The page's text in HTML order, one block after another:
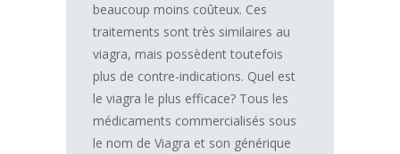
beaucoup moins coûteux. Ces
traitements sont très similaires au
viagra, mais possèdent toutefois
plus de contre-indications. Quel est
le viagra le plus efficace? Tous les
médicaments commercialisés sous
le nom de Viagra et son générique